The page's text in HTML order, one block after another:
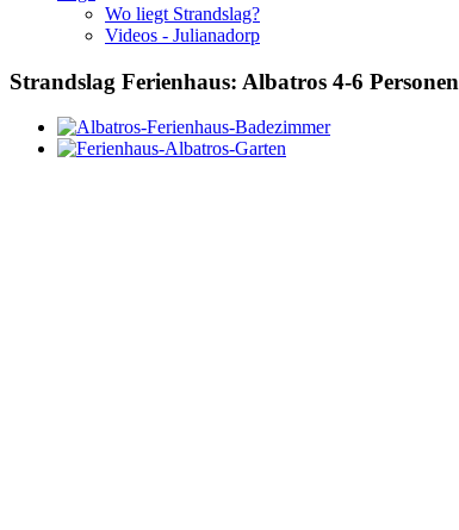
Wo liegt Strandslag?
Videos - Julianadorp
Strandslag Ferienhaus: Albatros 4-6 Personen